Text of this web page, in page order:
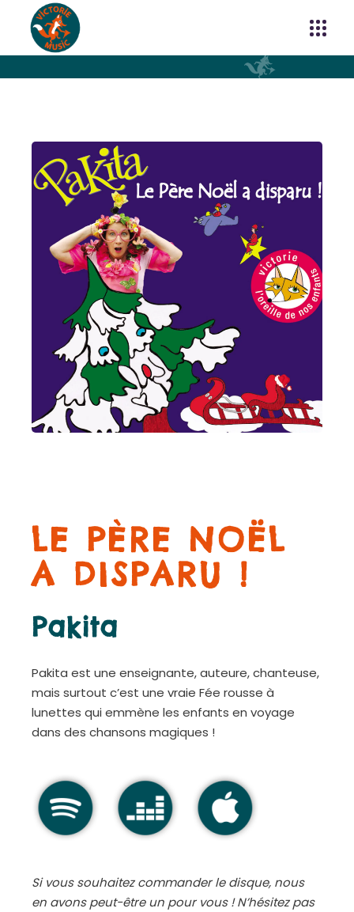
LE PÈRE NOËL
A DISPARU !
Pakita
Pakita est une enseignante, auteure, chanteuse,
mais surtout c’est une vraie Fée rousse à
lunettes qui emmène les enfants en voyage
dans des chansons magiques !
Si vous souhaitez commander le disque, nous
en avons peut-être un pour vous ! N’hésitez pas